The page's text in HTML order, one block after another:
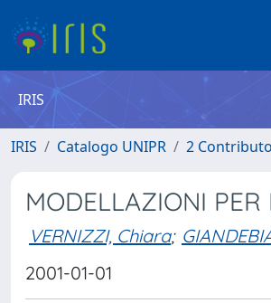
IRIS
IRIS Catalogo UNIPR 2
MODELLAZIONI
VERNIZZI, Chiara;
2001-01-01